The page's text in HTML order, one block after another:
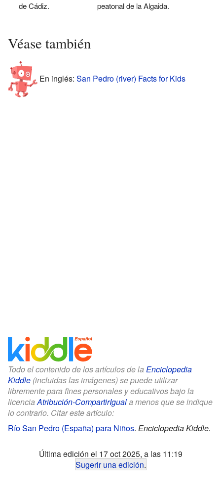
de Cádiz.
peatonal de la Algaida.
Véase también
En inglés: San Pedro (river) Facts for Kids
Todo el contenido de los artículos de la Enciclopedia
Kiddle (incluidas las imágenes) se puede utilizar
libremente para fines personales y educativos bajo la
licencia Atribución-CompartirIguala menos que se indique
lo contrario. Citar este artículo:
Río San Pedro (España) para Niños. Enciclopedia Kiddle.
Última edición el 17 oct 2025, a las 11:19
Sugerir una edición.